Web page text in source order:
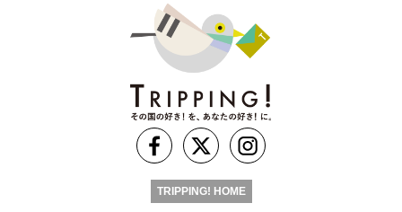
TRIPPING! HOME